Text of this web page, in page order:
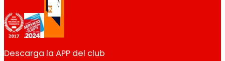
Descarga la APP del club